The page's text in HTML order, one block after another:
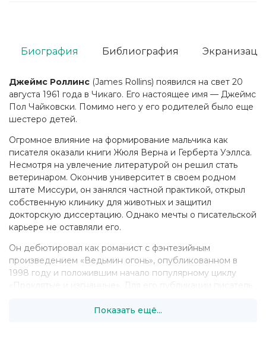
Джеймс Роллинс (James Rollins) появился на свет 20
августа 1961 года в Чикаго. Его настоящее имя — Джеймс
Пол Чайковски. Помимо него у его родителей было еще
шестеро детей.
Огромное влияние на формирование мальчика как
писателя оказали книги Жюля Верна и Герберта Уэллса.
Несмотря на увлечение литературой он решил стать
ветеринаром. Окончив университет в своем родном
штате Миссури, он занялся частной практикой, открыл
собственную клинику для животных и защитил
докторскую диссертацию. Однако мечты о писательской
карьере не оставляли его.
Он дебютировал как романист с фэнтезийным
произведением «Ведьмин огонь», опубликованном в
1998 году и положившим начало популярному циклу
«Проклятые и изгнанные». Для его публикации писатель
впоследствии и использовал для фэнтези.
Показать ещё...
Биография Библиография